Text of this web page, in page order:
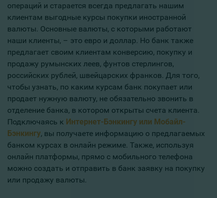
операций и старается всегда предлагать нашим
клиентам выгодные курсы покупки иностранной
валюты. Основные валюты, с которыми работают
наши клиенты, – это евро и доллар. Но банк также
предлагает своим клиентам конверсию, покупку и
продажу румынских леев, фунтов стерлингов,
российских рублей, швейцарских франков. Для того,
чтобы узнать, по каким курсам банк покупает или
продает нужную валюту, не обязательно звонить в
отделение банка, в котором открыты счета клиента.
Подключаясь к Интернет-Бэнкингу или Мобайл-
Бэнкингу, вы получаете информацию о предлагаемых
банком курсах в онлайн режиме. Также, используя
онлайн платформы, прямо с мобильного телефона
можно создать и отправить в банк заявку на покупку
или продажу валюты.